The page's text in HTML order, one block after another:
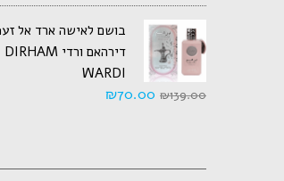
בושם לאישה ארד אל
דירהאם ורדי DIRHAM
WARDI
₪139.00
₪70.00